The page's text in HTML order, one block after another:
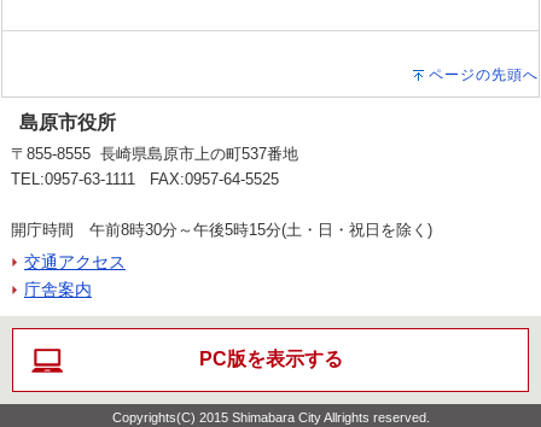
ページの先頭へ
島原市役所
〒855-8555 長崎県島原市上の町537番地
TEL:0957-63-1111 FAX:0957-64-5525
開庁時間 午前8時30分～午後5時15分(土・日・祝日を除く)
交通アクセス
庁舎案内
PC版を表示する
Copyrights(C) 2015 Shimabara City Allrights reserved.